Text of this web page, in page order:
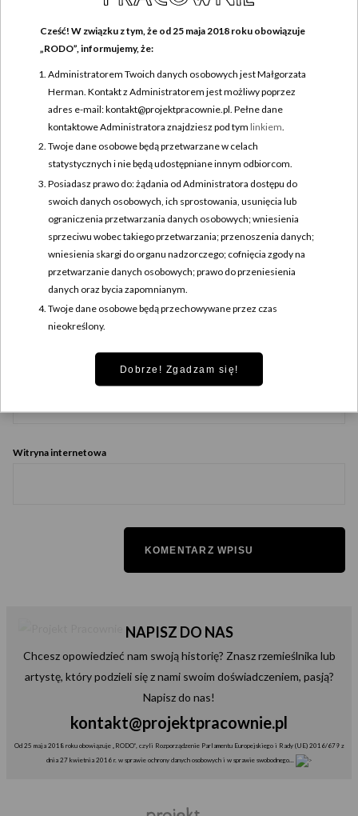
Twój adres e-mail nie zostanie opublikowany. Wymagane pola są oznaczone
Komentarz*
Witryna internetowa
NAPISZ DO NAS
Chcesz opowiedzieć nam swoją historię? Znasz rzemieślnika lub
artystę, który podzieli się z nami swoim doświadczeniem, pasją?
Napisz do nas!
kontakt@projektpracownie.pl
Od 25 maja 2018 roku obowiązuje „RODO”, czyli Rozporządzenie Parlamentu Europejskiego i Rady (UE) 2016/679 z
dnia 27 kwietnia 2016 r. w sprawie ochrony danych osobowych i w sprawie swobodnego...
Cześć! W związku z tym, że od 25 maja 2018 roku obowiązuje
„RODO”, informujemy, że:
Administratorem Twoich danych osobowych jest Małgorzata
Herman. Kontakt z Administratorem jest możliwy poprzez
adres e-mail: kontakt@projektpracownie.pl. Pełne dane
kontaktowe Administratora znajdziesz pod tym linkiem
Twoje dane osobowe będą przetwarzane w celach
statystycznych i nie będą udostępniane innym odbiorcom.
Posiadasz prawo do: żądania od Administratora dostępu do
swoich danych osobowych, ich sprostowania, usunięcia lub
ograniczenia przetwarzania danych osobowych; wniesienia
sprzeciwu wobec takiego przetwarzania; przenoszenia danych;
wniesienia skargi do organu nadzorczego; cofnięcia zgody na
przetwarzanie danych osobowych; prawo do przeniesienia
danych oraz bycia zapomnianym.
Twoje dane osobowe będą przechowywane przez czas
nieokreślony.
Dobrze! Zgadzam się!